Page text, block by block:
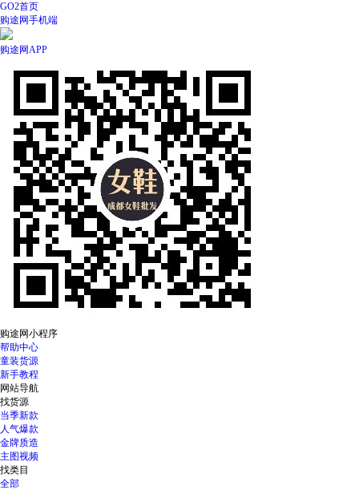
GO2首页
购途网手机端
购途网APP
购途网小程序
帮助中心
童装货源
新手教程
网站导航
找货源
当季新款
人气爆款
金牌质造
主图视频
找类目
全部